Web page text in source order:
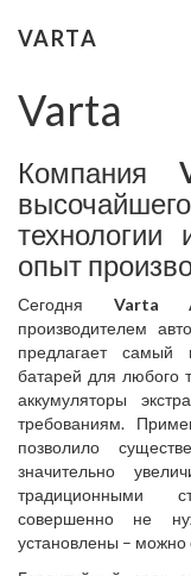
VARTA
Varta
Компания
опыт
Сегодня Varta
производителем
предлагает самый
батарей для любого
аккумуляторы
требованиям.
позволило
значительно
традиционными
совершенно не
установлены – можно